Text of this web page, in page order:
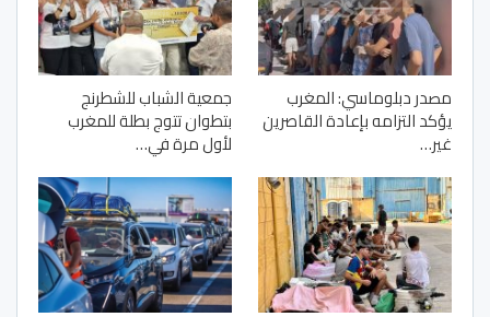
مصدر دبلوماسي: المغرب
يؤكد التزامه بإعادة القاصرين
غير…
جمعية الشباب للشطرنج
بتطوان تتوج بطلة للمغرب
لأول مرة في…